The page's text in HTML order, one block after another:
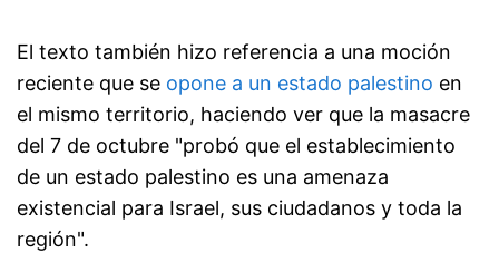
El texto también hizo referencia a una moción
reciente que se opone a un estado palestino en
el mismo territorio, haciendo ver que la masacre
del 7 de octubre "probó que el establecimiento
de un estado palestino es una amenaza
existencial para Israel, sus ciudadanos y toda la
región".